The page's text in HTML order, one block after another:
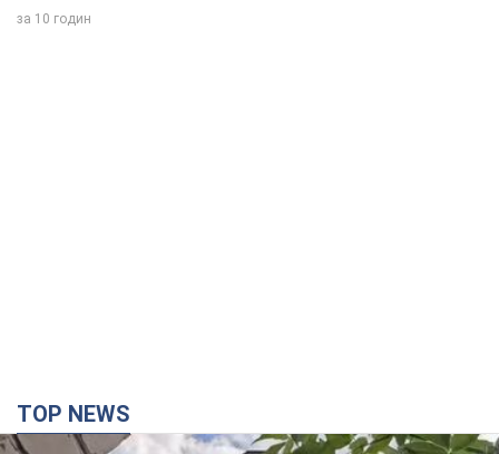
за 10 годин
TOP NEWS